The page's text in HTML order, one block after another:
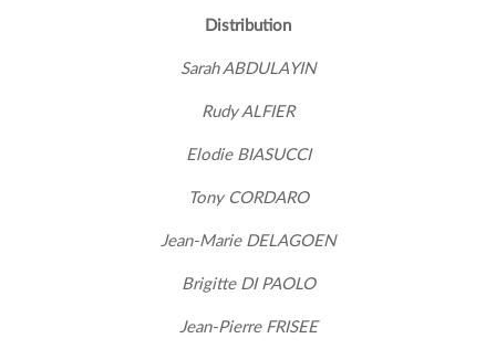
Distribution
Sarah ABDULAYIN
Rudy ALFIER
Elodie BIASUCCI
Tony CORDARO
Jean-Marie DELAGOEN
Brigitte DI PAOLO
Jean-Pierre FRISEE